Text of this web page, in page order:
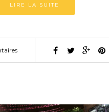
LIRE LA SUITE